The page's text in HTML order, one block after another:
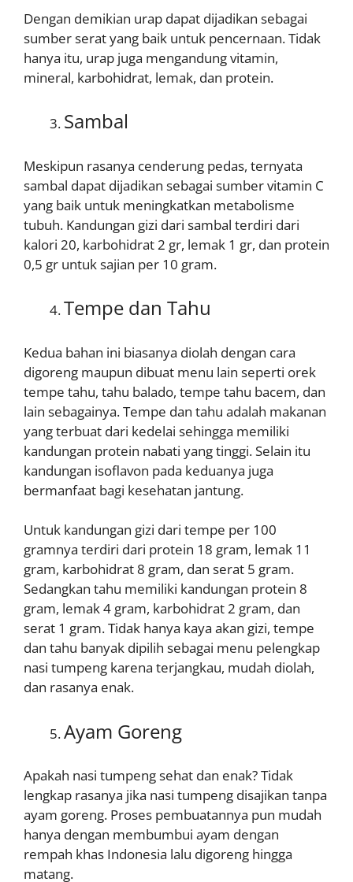
Dengan demikian urap dapat dijadikan sebagai
sumber serat yang baik untuk pencernaan. Tidak
hanya itu, urap juga mengandung vitamin,
mineral, karbohidrat, lemak, dan protein.
Sambal
Meskipun rasanya cenderung pedas, ternyata
sambal dapat dijadikan sebagai sumber vitamin C
yang baik untuk meningkatkan metabolisme
tubuh. Kandungan gizi dari sambal terdiri dari
kalori 20, karbohidrat 2 gr, lemak 1 gr, dan protein
0,5 gr untuk sajian per 10 gram.
Tempe dan Tahu
Kedua bahan ini biasanya diolah dengan cara
digoreng maupun dibuat menu lain seperti orek
tempe tahu, tahu balado, tempe tahu bacem, dan
lain sebagainya. Tempe dan tahu adalah makanan
yang terbuat dari kedelai sehingga memiliki
kandungan protein nabati yang tinggi. Selain itu
kandungan isoflavon pada keduanya juga
bermanfaat bagi kesehatan jantung.
Untuk kandungan gizi dari tempe per 100
gramnya terdiri dari protein 18 gram, lemak 11
gram, karbohidrat 8 gram, dan serat 5 gram.
Sedangkan tahu memiliki kandungan protein 8
gram, lemak 4 gram, karbohidrat 2 gram, dan
serat 1 gram. Tidak hanya kaya akan gizi, tempe
dan tahu banyak dipilih sebagai menu pelengkap
nasi tumpeng karena terjangkau, mudah diolah,
dan rasanya enak.
Ayam Goreng
Apakah nasi tumpeng sehat dan enak? Tidak
lengkap rasanya jika nasi tumpeng disajikan tanpa
ayam goreng. Proses pembuatannya pun mudah
hanya dengan membumbui ayam dengan
rempah khas Indonesia lalu digoreng hingga
matang.